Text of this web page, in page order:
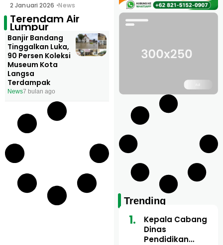
2 Januari 2026 News
Terendam Air
Lumpur
Banjir Bandang
Tinggalkan Luka,
90 Persen Koleksi
Museum Kota
Langsa
Terdampak
News7 bulan ago
Trending
Kepala Cabang
Dinas
Pendidikan